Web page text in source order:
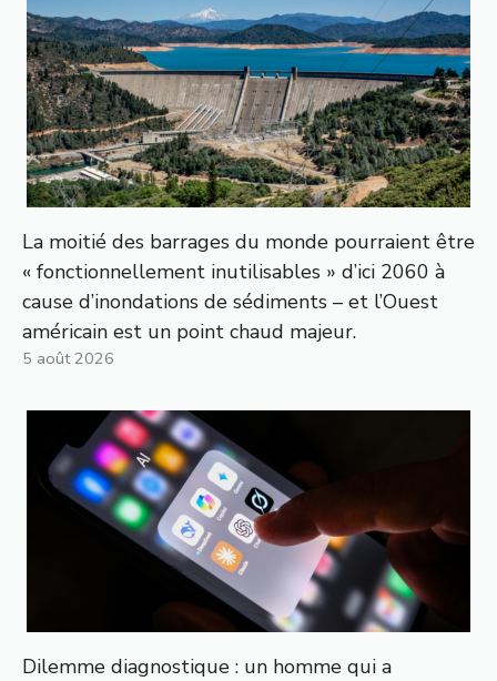
La moitié des barrages du monde pourraient être
« fonctionnellement inutilisables » d’ici 2060 à
cause d’inondations de sédiments – et l’Ouest
américain est un point chaud majeur.
5 août 2026
Dilemme diagnostique : un homme qui a